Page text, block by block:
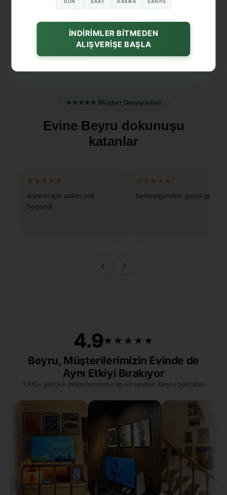
2500₺üzeri%15
üzeri %30
★★★★★ Müşteri Deneyimleri
Evine Beyru dokunuşu
katanlar
★★★★★
annem için aldım cok
begendi
★★★★★
bekledigimden guzel geldi
‹ ›
4.9★★★★★
★★★★★
Beyru, Müşterilerimizin Evinde de
Aynı Etkiyi Bırakıyor
1.100+ gerçek değerlendirme ile en sevilen Beyru parçaları
İNDİRİMLER BİTMEDEN
ALIŞVERİŞE BAŞLA